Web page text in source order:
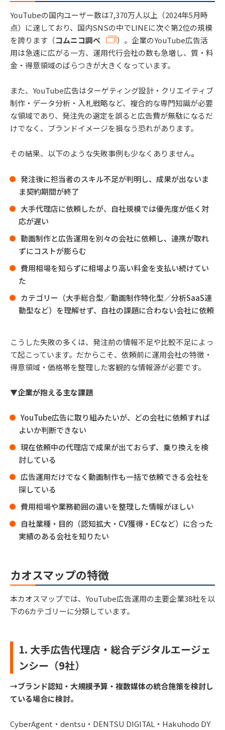
YouTubeの国内ユーザー数は7,370万人以上（2024年5月時
点）に達しており、国内SNSの中でLINEに次ぐ第2位の規模
を誇ります（コムニコ調べ
）。企業のYouTube広告活
用は急速に広がる一方、運用代行会社の数も急増し、質・料
金・得意領域のばらつきが大きくなっています。
また、YouTube広告はターゲティング設計・クリエイティブ
制作・データ分析・入札戦略など、複合的な専門知識が必要
な領域であり、発注先の選定を誤ると広告費が無駄になるだ
けでなく、ブランドイメージを損なう恐れがあります。
その結果、以下のような失敗事例も少なくありません。
発注後に担当者のスキル不足が判明し、成果が出ないま
ま契約期間が終了
大手代理店に依頼したが、自社規模では優先度が低く対
応が遅い
動画制作と広告運用を別々の会社に依頼し、連携が取れ
ずにコストが膨らむ
費用相場を知らずに相場より高い料金を支払い続けてい
た
カテゴリー（大手総合型／動画制作特化型／分析SaaS連
動型など）を理解せず、自社の課題に合わない会社に依頼
こうした失敗の多くは、発注前の情報不足や比較不足によっ
て起こっています。だからこそ、依頼前に運用会社の特徴・
得意領域・価格帯を整理した客観的な情報源が必要です。
▼企業が抱える主な課題
YouTube広告に取り組みたいが、どの会社に依頼すれば
よいか判断できない
現在依頼中の代理店で成果が出ておらず、乗り換えを検
討している
広告運用だけでなく動画制作も一括で依頼できる会社を
探している
費用相場や業務範囲の違いを整理した情報がほしい
自社業種・目的（認知拡大・CV獲得・ECなど）に合った
実績のある会社を知りたい
カオスマップの特徴
本カオスマップでは、YouTube広告運用の主要企業38社を以
下の6カテゴリーに分類しています。
1. 大手広告代理店・総合デジタルエージェ
ンシー（9社）
→ブランド認知・大規模予算・複数媒体の統合施策を検討し
ている場合に検討。
CyberAgent・dentsu・DENTSU DIGITAL・Hakuhodo DY